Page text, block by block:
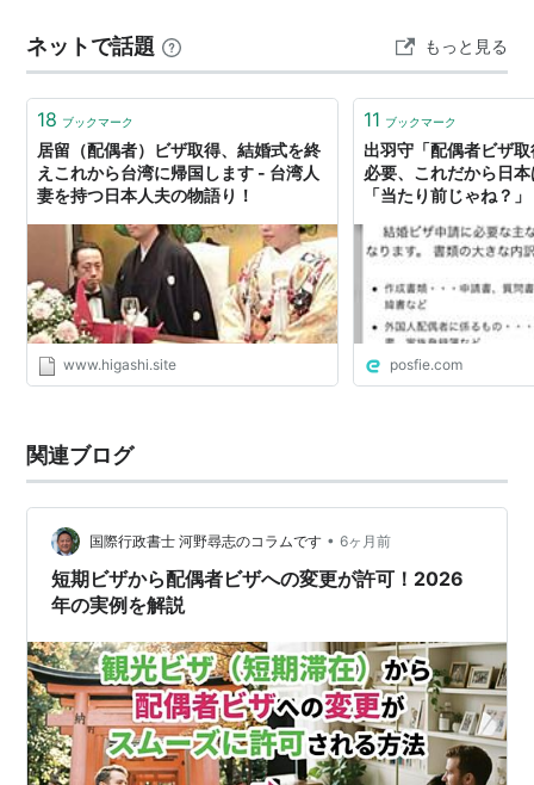
り反省文として提出したから、だと考えています。以下
で解説いたします。 海外に在住したまま日本人…
ネットで話題 もっと見る
18 ブックマーク
居留（配偶者）ビザ取得、結婚式を終
えこれから台湾に帰国します - 台湾人
妻を持つ日本人夫の物語り！
www.higashi.site
11 ブックマーク
出羽守「配偶者ビザ
必要、これだから日
「当たり前じゃね？
だから日本は」
posfie.com
関連ブログ
国際行政書士 河野尋志のコラムです • 6ヶ月前
短期ビザから配偶者ビザへの変更が許可！2026
年の実例を解説